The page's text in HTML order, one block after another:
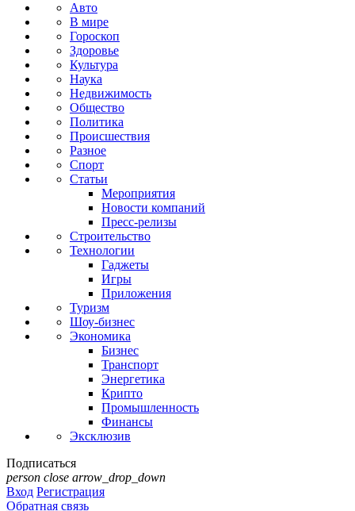
Авто
В мире
Гороскоп
Здоровье
Культура
Наука
Недвижимость
Общество
Политика
Происшествия
Разное
Спорт
Статьи
Мероприятия
Новости компаний
Пресс-релизы
Строительство
Технологии
Гаджеты
Игры
Приложения
Туризм
Шоу-бизнес
Экономика
Бизнес
Транспорт
Энергетика
Крипто
Промышленность
Финансы
Эксклюзив
Подписаться
person close arrow_drop_down
Вход Регистрация
Обратная связь